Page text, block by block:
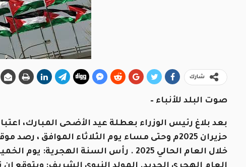
شارك
صوت البلد للأنباء –
بعد بلاغ رئيس الوزراء بعطلة عيد الأضحى المبارك،
حزيران 2025م وحتى مساء يوم الثلاثاء الموافق